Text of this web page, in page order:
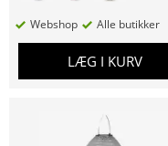
Webshop Alle butikker
LÆG I KURV